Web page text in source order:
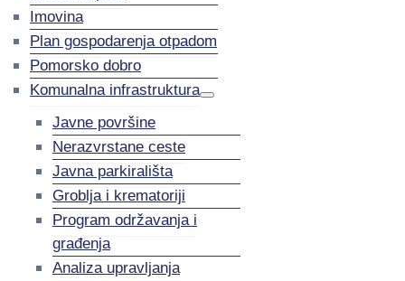
Imovina
Plan gospodarenja otpadom
Pomorsko dobro
Komunalna infrastruktura
Javne površine
Nerazvrstane ceste
Javna parkirališta
Groblja i krematoriji
Program održavanja i
građenja
Analiza upravljanja